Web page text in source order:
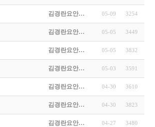
김경란요안… 05-09 3254
김경란요안… 05-05 3449
김경란요안… 05-05 3832
김경란요안… 05-03 3591
김경란요안… 04-30 3610
김경란요안… 04-30 3823
김경란요안… 04-27 3480